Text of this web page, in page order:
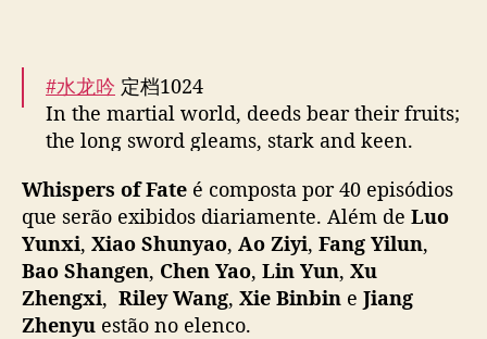
s
p
r
s
o
f
F
#水龙吟 定档1024
In the martial world, deeds bear their fruits;
the long sword gleams, stark and keen.
justice!
Starting 18:00 (GMT+8) on Oct 24, MangoTV
VIPs get early access to #WhispersOfFate!
SVIPs can watch one extra episode on…
pic.twitter.com/QpRC2tD1op
Whispers of Fate é composta por 40 episódios
que serão exibidos diariamente. Além de Luo
Yunxi, Xiao Shunyao, Ao Ziyi, Fang Yilun,
Bao Shangen, Chen Yao, Lin Yun, Xu
Zhengxi, Riley Wang, Xie Binbin e Jiang
Zhenyu estão no elenco.